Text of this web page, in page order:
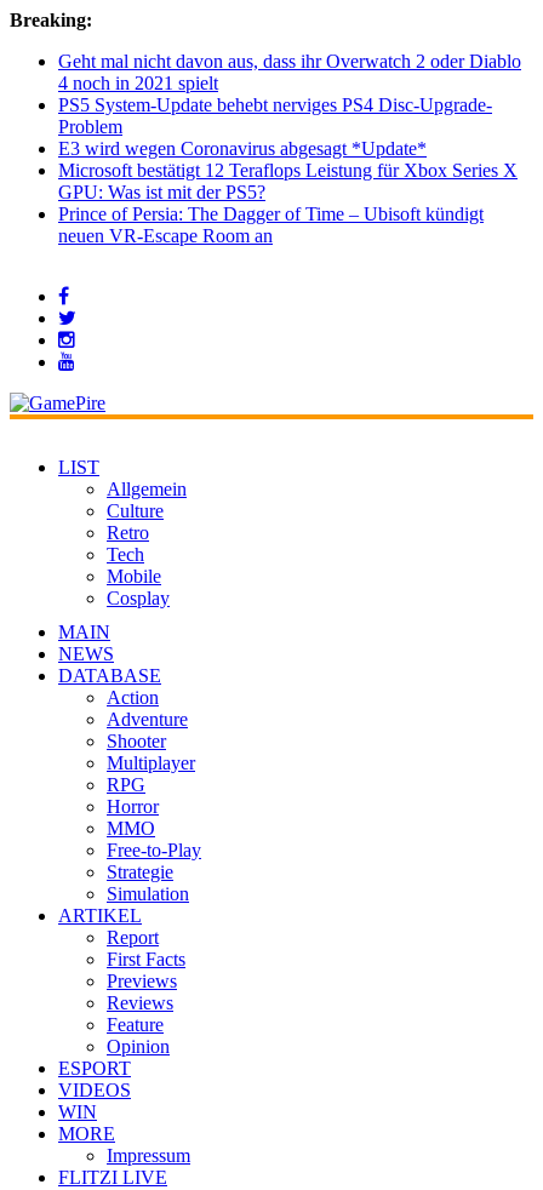
Breaking:
Geht mal nicht davon aus, dass ihr Overwatch 2 oder Diablo
4 noch in 2021 spielt
PS5 System-Update behebt nerviges PS4 Disc-Upgrade-
Problem
E3 wird wegen Coronavirus abgesagt *Update*
Microsoft bestätigt 12 Teraflops Leistung für Xbox Series X
GPU: Was ist mit der PS5?
Prince of Persia: The Dagger of Time – Ubisoft kündigt
neuen VR-Escape Room an
LIST
Allgemein
Culture
Retro
Tech
Mobile
Cosplay
MAIN
NEWS
DATABASE
Action
Adventure
Shooter
Multiplayer
RPG
Horror
MMO
Free-to-Play
Strategie
Simulation
ARTIKEL
Report
First Facts
Previews
Reviews
Feature
Opinion
ESPORT
VIDEOS
WIN
MORE
Impressum
FLITZI LIVE